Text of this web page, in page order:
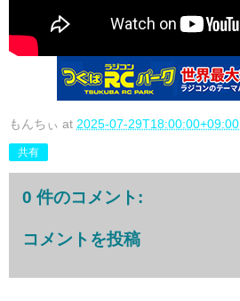
もんちぃ at 2025-07-29T18:00:00+09:00
共有
0 件のコメント:
コメントを投稿